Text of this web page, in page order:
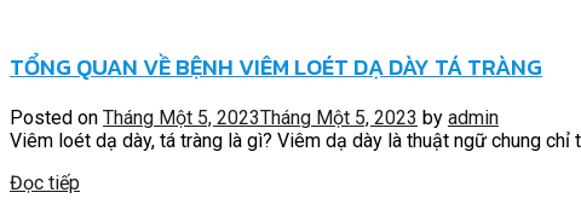
TỔNG QUAN VỀ BỆNH VIÊM LOÉT DẠ DÀY TÁ TRÀNG
Posted on Tháng Một 5, 2023Tháng Một 5, 2023 by admin
Viêm loét dạ dày, tá tràng là gì? Viêm dạ dày là thuật ngữ chung
Đọc tiếp